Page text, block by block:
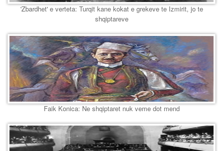
'Zbardhet' e verteta: Turqit kane kokat e grekeve te Izmirit, jo te
shqiptareve
Faik Konica: Ne shqiptaret nuk veme dot mend